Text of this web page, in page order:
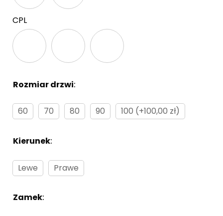
CPL
Rozmiar drzwi:
60 70 80 90 100 (+100,00 zł)
Kierunek:
Lewe Prawe
Zamek: